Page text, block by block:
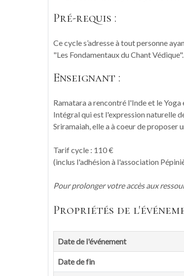
Pré-requis :
Ce cycle s’adresse à tout personne
"Les Fondamentaux du Chant Védique".
Enseignant :
Ramatara a rencontré l'Inde et le
Intégral qui est l'expression naturelle
Sriramaiah, elle a à coeur de proposer
Tarif cycle : 110 €
(inclus l'adhésion à l'association
Pour prolonger votre accès aux
Propriétés de
Date de l'événement
Date de fin